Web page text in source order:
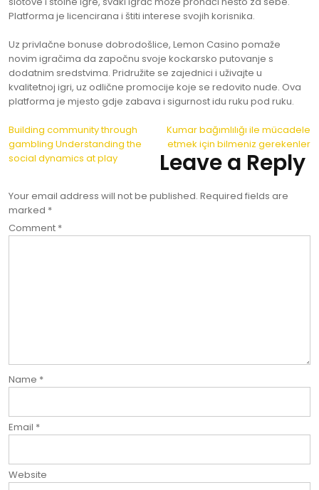
Platforma je licencirana i štiti interese svojih korisnika.
Uz privlačne bonuse dobrodošlice, Lemon Casino pomaže
novim igračima da započnu svoje kockarsko putovanje s
dodatnim sredstvima. Pridružite se zajednici i uživajte u
kvalitetnoj igri, uz odlične promocije koje se redovito nude. Ova
platforma je mjesto gdje zabava i sigurnost idu ruku pod ruku.
Post
navigation
Building community through
gambling Understanding the
social dynamics at play
Kumar bağımlılığı ile mücadele
etmek için bilmeniz gerekenler
Leave a Reply
Your email address will not be published. Required fields are
marked *
Comment *
Name *
Email *
Website